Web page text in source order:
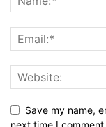
Save my name,